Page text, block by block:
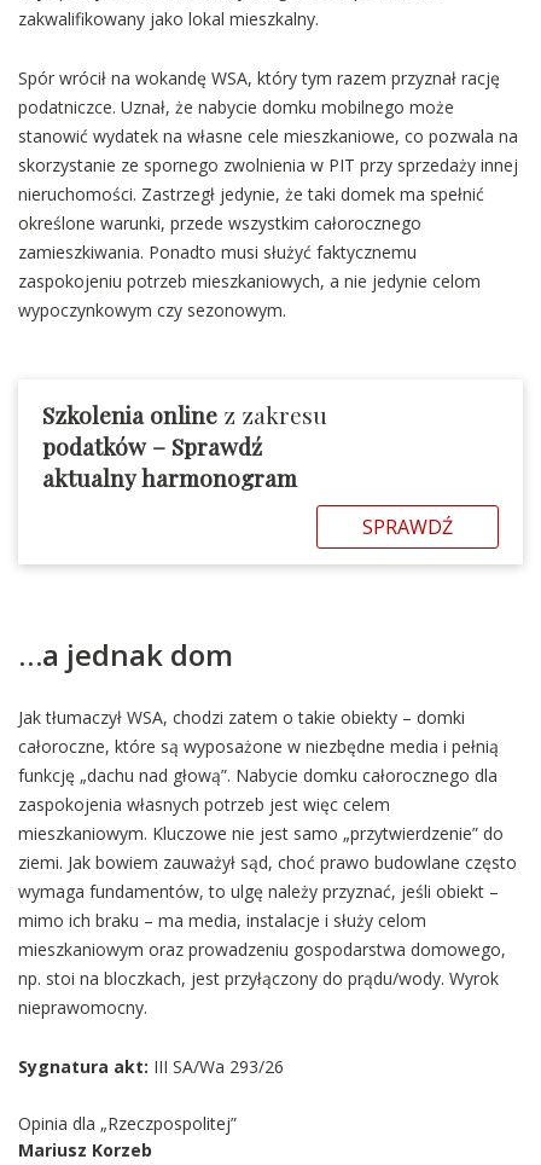
zakwalifikowany jako lokal mieszkalny.
Spór wrócił na wokandę WSA, który tym razem przyznał rację
podatniczce. Uznał, że nabycie domku mobilnego może
stanowić wydatek na własne cele mieszkaniowe, co pozwala na
skorzystanie ze spornego zwolnienia w PIT przy sprzedaży innej
nieruchomości. Zastrzegł jedynie, że taki domek ma spełnić
określone warunki, przede wszystkim całorocznego
zamieszkiwania. Ponadto musi służyć faktycznemu
zaspokojeniu potrzeb mieszkaniowych, a nie jedynie celom
wypoczynkowym czy sezonowym.
Szkolenia online z zakresu
podatków – Sprawdź
aktualny harmonogram
SPRAWDŹ
…a jednak dom
Jak tłumaczył WSA, chodzi zatem o takie obiekty – domki
całoroczne, które są wyposażone w niezbędne media i pełnią
funkcję „dachu nad głową”. Nabycie domku całorocznego dla
zaspokojenia własnych potrzeb jest więc celem
mieszkaniowym. Kluczowe nie jest samo „przytwierdzenie” do
ziemi. Jak bowiem zauważył sąd, choć prawo budowlane często
wymaga fundamentów, to ulgę należy przyznać, jeśli obiekt –
mimo ich braku – ma media, instalacje i służy celom
mieszkaniowym oraz prowadzeniu gospodarstwa domowego,
np. stoi na bloczkach, jest przyłączony do prądu/wody. Wyrok
nieprawomocny.
Sygnatura akt: III SA/Wa 293/26
Opinia dla „Rzeczpospolitej”
Mariusz Korzeb